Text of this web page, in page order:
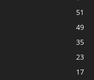
51
49
35
23
17